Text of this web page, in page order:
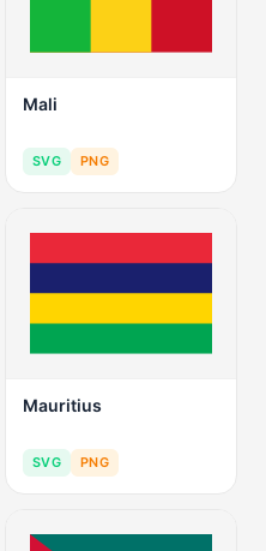
Mali
SVG PNG
Mauritius
SVG PNG